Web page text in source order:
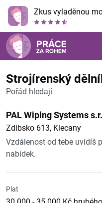
Zkus vyladěnou
Strojírenský
Pořád hledají
PAL Wiping Systems
Zdibsko 613, Klecany
Vzdálenost od tebe uvidíš
nabídek.
Plat